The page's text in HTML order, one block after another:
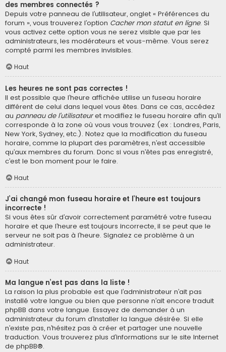
des membres connectés ?
Depuis votre panneau de l’utilisateur, onglet « Préférences du
forum », vous trouverez l’option Cacher mon statut en ligne. Si
vous activez cette option vous ne serez visible que par les
administrateurs, les modérateurs et vous-même. Vous serez
compté parmi les membres invisibles.
Haut
Les heures ne sont pas correctes !
Il est possible que l’heure affichée utilise un fuseau horaire
différent de celui dans lequel vous êtes. Dans ce cas, accédez
au panneau de l’utilisateuret modifiez le fuseau horaire afin qu’il
corresponde à la zone où vous vous trouvez (ex : Londres, Paris,
New York, Sydney, etc.). Notez que la modification du fuseau
horaire, comme la plupart des paramètres, n’est accessible
qu’aux membres du forum. Donc si vous n’êtes pas enregistré,
c’est le bon moment pour le faire.
Haut
J’ai changé mon fuseau horaire et l’heure est toujours
incorrecte !
Si vous êtes sûr d’avoir correctement paramétré votre fuseau
horaire et que l’heure est toujours incorrecte, il se peut que le
serveur ne soit pas à l’heure. Signalez ce problème à un
administrateur.
Haut
Ma langue n’est pas dans la liste !
La raison la plus probable est que l’administrateur n’ait pas
installé votre langue ou bien que personne n’ait encore traduit
phpBB dans votre langue. Essayez de demander à un
administrateur du forum d’installer la langue désirée. Si elle
n’existe pas, n’hésitez pas à créer et partager une nouvelle
traduction. Vous trouverez plus d’informations sur le site Internet
de phpBB®.